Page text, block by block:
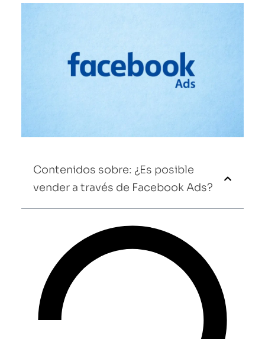
Contenidos sobre: ¿Es posible
vender a través de Facebook Ads?